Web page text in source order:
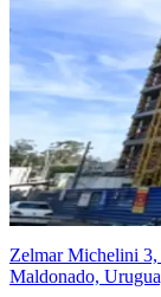
Zelmar Michelini 3,
Maldonado,